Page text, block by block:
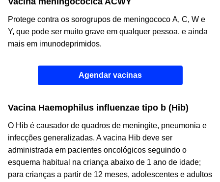
Protege contra os sorogrupos de meningococo A, C, W e
Y, que pode ser muito grave em qualquer pessoa, e ainda
mais em imunodeprimidos.
Agendar vacinas
Vacina Haemophilus influenzae tipo b (Hib)
O Hib é causador de quadros de meningite, pneumonia e
infecções generalizadas. A vacina Hib deve ser
administrada em pacientes oncológicos seguindo o
esquema habitual na criança abaixo de 1 ano de idade;
para crianças a partir de 12 meses, adolescentes e adultos